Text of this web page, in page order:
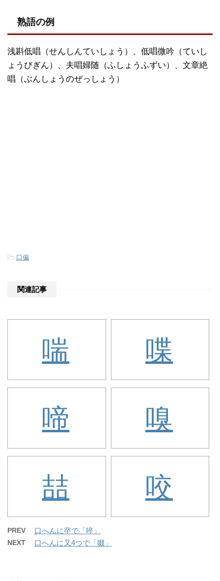
熟語の例
浅斟低唱（せんしんていしょう）、低唱微吟（ていし
ょうびぎん）、夫唱婦随（ふしょうふずい）、文章絶
唱（ぶんしょうのぜっしょう）
-口偏
関連記事
喘 喋
啼 嗅
喆 咬
PREV 口へんに卒で「啐」
NEXT 口へんに又4つで「啜」